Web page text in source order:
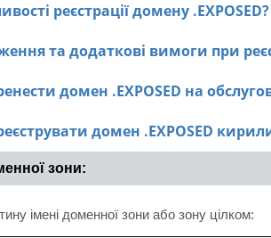
реєстрації домену .EXPOSED?
та додаткові вимоги при
домен .EXPOSED на
домен .EXPOSED
зони:
імені доменної зони або зону цілком: